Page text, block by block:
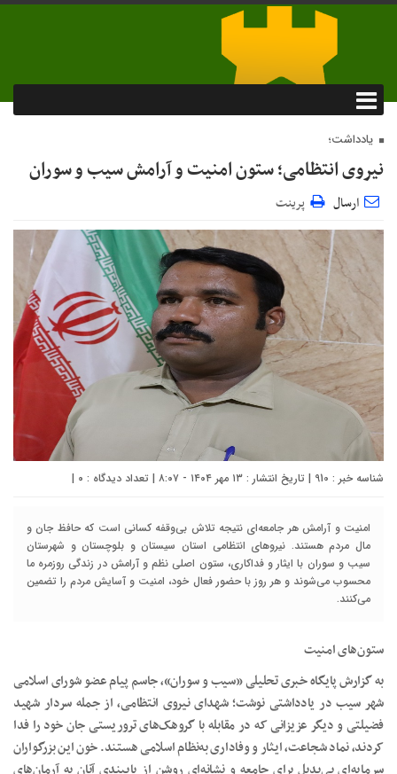
یادداشت؛
نیروی انتظامی؛ ستون امنیت و آرامش سیب و سوران
ارسال پرینت
شناسه خبر : 910 | تاریخ انتشار : ۱۳ مهر ۱۴۰۴ - ۸:۰۷ | تعداد دیدگاه : ۰ |
امنیت و آرامش هر جامعه‌ای نتیجه تلاش بی‌وقفه کسانی است که حافظ جان و
مال مردم هستند. نیروهای انتظامی استان سیستان و بلوچستان و شهرستان
سیب و سوران با ایثار و فداکاری، ستون اصلی نظم و آرامش در زندگی روزمره ما
محسوب می‌شوند و هر روز با حضور فعال خود، امنیت و آسایش مردم را تضمین
می‌کنند.
ستون‌های امنیت
به گزارش پایگاه خبری تحلیلی «سیب و سوران»، جاسم پیام عضو شورای اسلامی
شهر سیب در یادداشتی نوشت؛ شهدای نیروی انتظامی، از جمله سردار شهید
فضیلتی و دیگر عزیزانی که در مقابله با گروهک‌های تروریستی جان خود را فدا
کردند، نماد شجاعت، ایثار و وفاداری به‌نظام اسلامی هستند. خون این بزرگواران